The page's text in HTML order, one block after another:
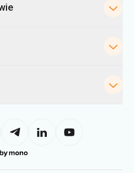
z plików «cookies» w
analizowania danych